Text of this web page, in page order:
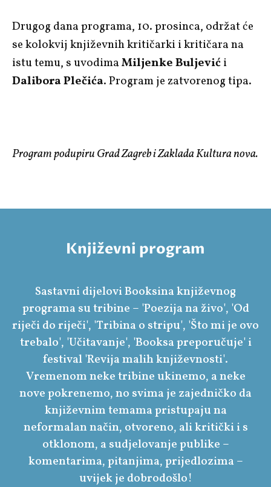
Drugog dana programa, 10. prosinca, održat će
se kolokvij književnih kritičarki i kritičara na
istu temu, s uvodimaMiljenke Buljevići
Dalibora Plečića. Program je zatvorenog tipa.
Program podupiru Grad Zagreb i Zaklada Kultura nova.
Književni program
Sastavni dijelovi Booksina književnog
programa su tribine – 'Poezija na živo', 'Od
riječi do riječi', 'Tribina o stripu', 'Što mi je ovo
trebalo', 'Učitavanje', 'Booksa preporučuje' i
festival 'Revija malih književnosti'.
Vremenom neke tribine ukinemo, a neke
nove pokrenemo, no svima je zajedničko da
književnim temama pristupaju na
neformalan način, otvoreno, ali kritički i s
otklonom, a sudjelovanje publike –
komentarima, pitanjima, prijedlozima –
uvijek je dobrodošlo!